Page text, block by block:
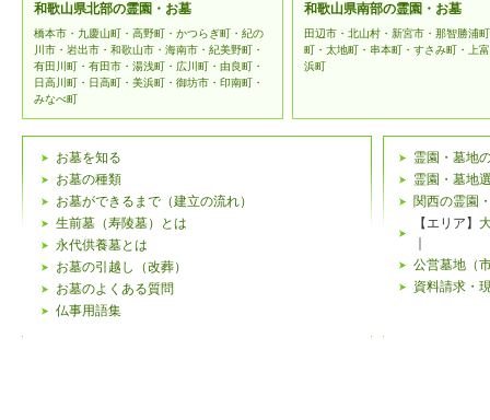
和歌山県北部の霊園・お墓
橋本市・九慶山町・高野町・かつらぎ町・紀の
川市・岩出市・和歌山市・海南市・紀美野町・
有田川町・有田市・湯浅町・広川町・由良町・
日高川町・日高町・美浜町・御坊市・印南町・
みなべ町
和歌山県南部の霊園・お墓
田辺市・北山村・新宮市・那智勝浦
町・太地町・串本町・すさみ町・上
浜町
お墓を知る
お墓の種類
お墓ができるまで（建立の流れ）
生前墓（寿陵墓）とは
永代供養墓とは
お墓の引越し（改葬）
お墓のよくある質問
仏事用語集
霊園・墓地
霊園・墓地
関西の霊園
【エリア】
公営墓地（
資料請求・